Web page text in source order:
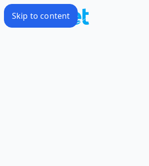
Skip to content